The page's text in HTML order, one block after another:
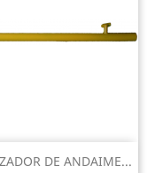
DE ANDAIME...
rápida